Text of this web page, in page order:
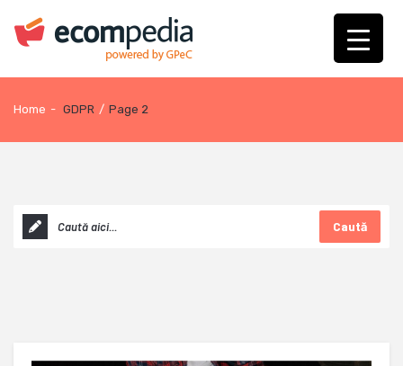
Home - GDPR / Page 2
Caută